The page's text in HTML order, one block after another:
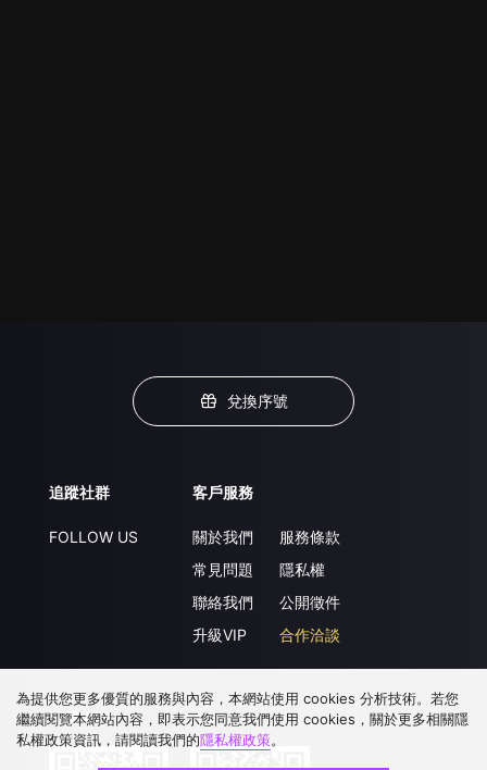
兌換序號
追蹤社群
FOLLOW US
客戶服務
關於我們
常見問題
聯絡我們
升級VIP
服務條款
隱私權
公開徵件
合作洽談
下載 APP
為提供您更多優質的服務與內容，本網站使用 cookies 分析技術。若您
繼續閱覽本網站內容，即表示您同意我們使用 cookies，關於更多相關隱
私權政策資訊，請閱讀我們的隱私權政策。